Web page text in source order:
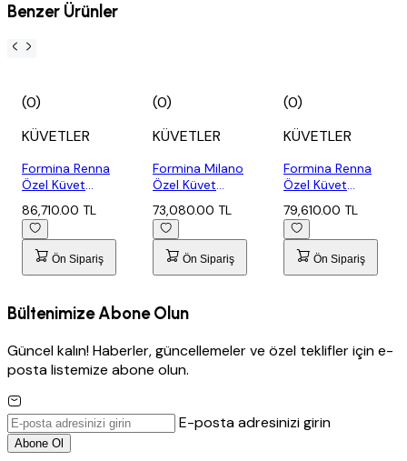
Benzer Ürünler
(0)
KÜVETLER
Formina Renna
Özel Küvet
86,710.00 TL
Ön Sipariş
(0)
KÜVETLER
Formina Milano
Özel Küvet
73,080.00 TL
Ön Sipariş
(0)
KÜVETLER
Formina Renna
Özel Küvet
79,610.00 TL
Ön Sipariş
Bültenimize Abone Olun
Güncel kalın! Haberler, güncellemeler ve özel teklifler için e-
posta listemize abone olun.
E-posta adresinizi girin
Abone Ol